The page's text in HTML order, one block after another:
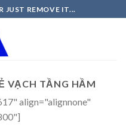
JUST REMOVE IT...
VẠCH TẦNG HẦM
align="alignnone"